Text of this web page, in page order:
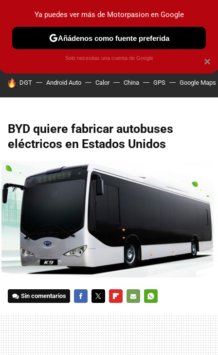
PRUEBAS COCHES ELÉCTRICOS OBSERVATORIO
HOY SE HABLA DE
DGT Android Auto Calor China GPS Google Maps
BYD quiere fabricar autobuses
eléctricos en Estados Unidos
Sin comentarios
MAIL
×
Ya puedes ver más de Motorpasion en Google
Añádenos como fuente preferida
Solo necesitas una cuenta de Google